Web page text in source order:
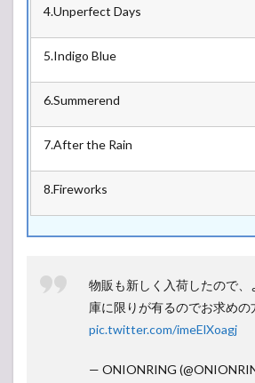
STAGE
4.Unperfect Days
5.Indigo Blue
6.Summerend
7.After the Rain
8.Fireworks
物販も新しく入荷したので
庫に限りが有るのでお求めの
pic.twitter.com/imeElXoagj
— ONIONRING